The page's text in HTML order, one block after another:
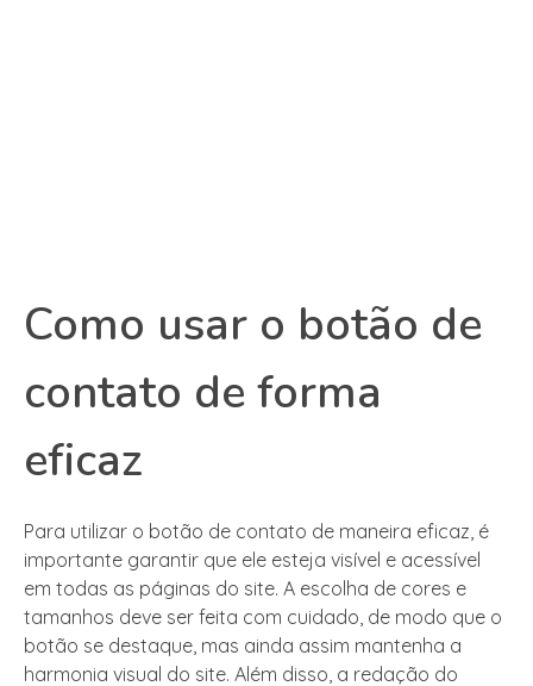
Como usar o botão de
contato de forma
eficaz
Para utilizar o botão de contato de maneira eficaz, é
importante garantir que ele esteja visível e acessível
em todas as páginas do site. A escolha de cores e
tamanhos deve ser feita com cuidado, de modo que o
botão se destaque, mas ainda assim mantenha a
harmonia visual do site. Além disso, a redação do